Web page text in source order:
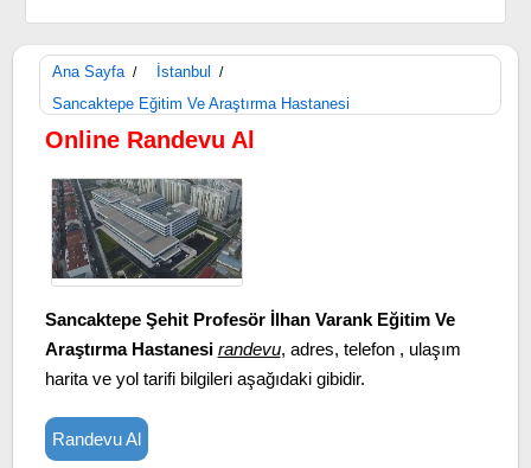
Ana Sayfa / İstanbul /
Sancaktepe Eğitim Ve Araştırma Hastanesi
Online Randevu Al
Sancaktepe Şehit Profesör İlhan Varank Eğitim Ve
Araştırma Hastanesi randevu, adres, telefon , ulaşım
harita ve yol tarifi bilgileri aşağıdaki gibidir.
Randevu Al